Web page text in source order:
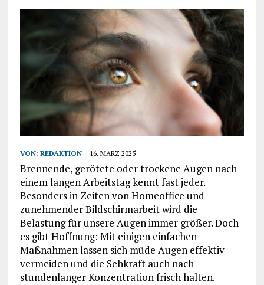
VON: REDAKTION 16. MÄRZ 2025
Brennende, gerötete oder trockene Augen nach
einem langen Arbeitstag kennt fast jeder.
Besonders in Zeiten von Homeoffice und
zunehmender Bildschirmarbeit wird die
Belastung für unsere Augen immer größer. Doch
es gibt Hoffnung: Mit einigen einfachen
Maßnahmen lassen sich müde Augen effektiv
vermeiden und die Sehkraft auch nach
stundenlanger Konzentration frisch halten.